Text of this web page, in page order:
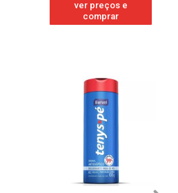
ver preços e
comprar